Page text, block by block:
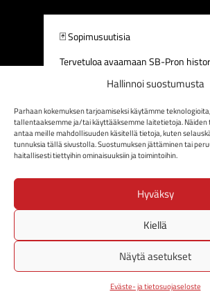
Hallinnoi suostumusta
Parhaan kokemuksen tarjoamiseksi käytämme
tallentaaksemme ja/tai käyttääksemme laitetietoja. Näiden
antaa meille mahdollisuuden käsitellä tietoja, kuten
tunnuksia tällä sivustolla. Suostumuksen jättäminen tai
haitallisesti tiettyihin ominaisuuksiin ja toimintoihin.
Hyväksy
Kiellä
Näytä asetukset
Eväste- ja tietosuojaseloste
🃏 Sopimusuutisia
Tervetuloa avaamaan SB-Pron
Trading Cards -paketti!Pakasta
jatkosopimuskorttia, yksi Special
yksi Ultra Rare Gold Edition -kortti,
myötä julkaistaan myös viimeinen
pelaajasopimus.Kortit avataan yksi...
SB-Pro Miehet
July 4
115 17
SHOW MORE